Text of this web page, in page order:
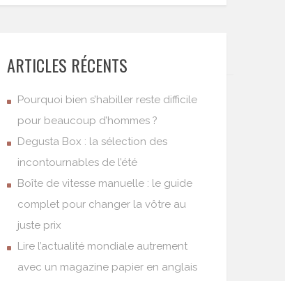
ARTICLES RÉCENTS
Pourquoi bien s’habiller reste difficile
pour beaucoup d’hommes ?
Degusta Box : la sélection des
incontournables de l’été
Boîte de vitesse manuelle : le guide
complet pour changer la vôtre au
juste prix
Lire l’actualité mondiale autrement
avec un magazine papier en anglais